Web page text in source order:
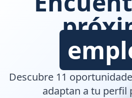
Descubre 11
adaptan a tu perfil